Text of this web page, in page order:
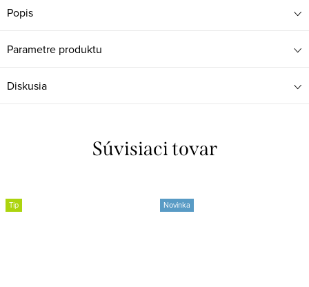
Popis
Parametre produktu
Diskusia
Súvisiaci tovar
Tip Novinka